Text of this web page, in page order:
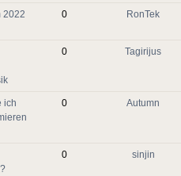
2022
0 RonTek
0 Tagirijus
ich
0 Autumn
0 sinjin